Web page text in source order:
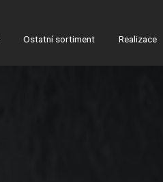
Ostatní sortiment Realizace